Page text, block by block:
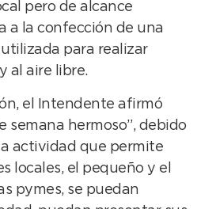
pero de alcance
a la confección de una
para realizar
al aire libre.
el Intendente afirmó
semana hermoso”, debido
actividad que permite
locales, el pequeño y el
pymes, se puedan